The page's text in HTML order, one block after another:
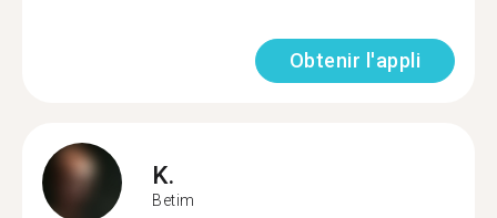
Obtenir l'appli
K.
Betim